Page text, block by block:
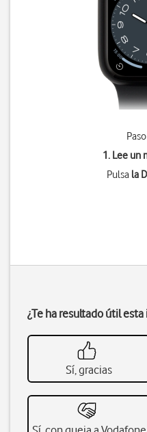
1. Lee un
Pulsa la
¿Te ha resultado útil
Sí, gracias